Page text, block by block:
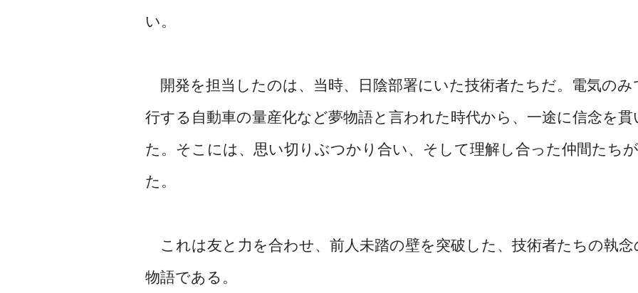
い。
開発を担当したのは、当時、日陰部署にいた技術者たちだ。電気のみ
行する自動車の量産化など夢物語と言われた時代から、一途に信念を貫
た。そこには、思い切りぶつかり合い、そして理解し合った仲間たち
た。
これは友と力を合わせ、前人未踏の壁を突破した、技術者たちの執念
物語である。